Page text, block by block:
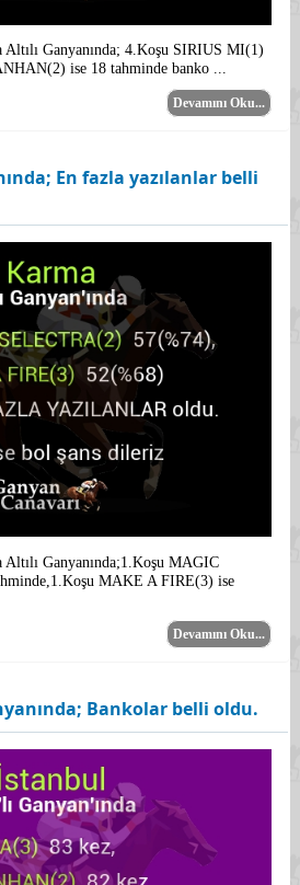
Altılı Ganyanında; 4.Koşu SIRIUS MI(1)
ise 18 tahminde banko ...
Devamını Oku...
En fazla yazılanlar belli
Altılı Ganyanında;1.Koşu MAGIC
MAKE A FIRE(3) ise
Devamını Oku...
Bankolar belli oldu.